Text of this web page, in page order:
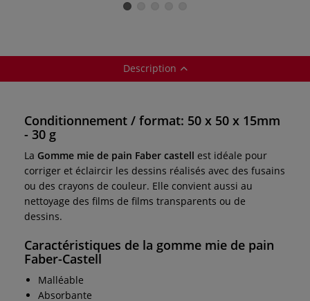
Description
Conditionnement / format: 50 x 50 x 15mm
- 30 g
La Gomme mie de pain Faber castell est idéale pour
corriger et éclaircir les dessins réalisés avec des fusains
ou des crayons de couleur. Elle convient aussi au
nettoyage des films de films transparents ou de
dessins.
Caractéristiques de la gomme mie de pain
Faber-Castell
Malléable
Absorbante